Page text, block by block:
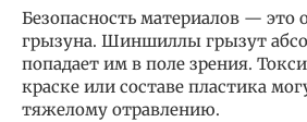
Безопасность материалов — это
грызуна. Шиншиллы грызут
попадает им в поле зрения.
краске или составе пластика
тяжелому отравлению.